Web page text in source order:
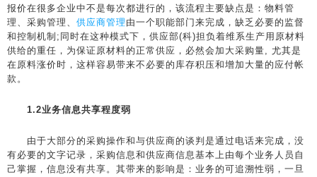
报价在很多企业中不是每次都进行的，该流程主要缺点是：物料管
理、采购管理、 供应商管理 由一个职能部门来完成，缺乏必要的监督
和控制机制;同时在这种模式下，供应部(科)担负着维系生产用原材料
供给的重任，为保证原材料的正常供应，必然会加大采购量, 尤其是
在原料涨价时，这样容易带来不必要的库存积压和增加大量的应付帐
款。
1.2业务信息共享程度弱
由于大部分的采购操作和与供应商的谈判是通过电话来完成，没
有必要的文字记录，采购信息和供应商信息基本上由每个业务人员自
己掌握，信息没有共享。其带来的影响是：业务的可追溯性弱，一旦